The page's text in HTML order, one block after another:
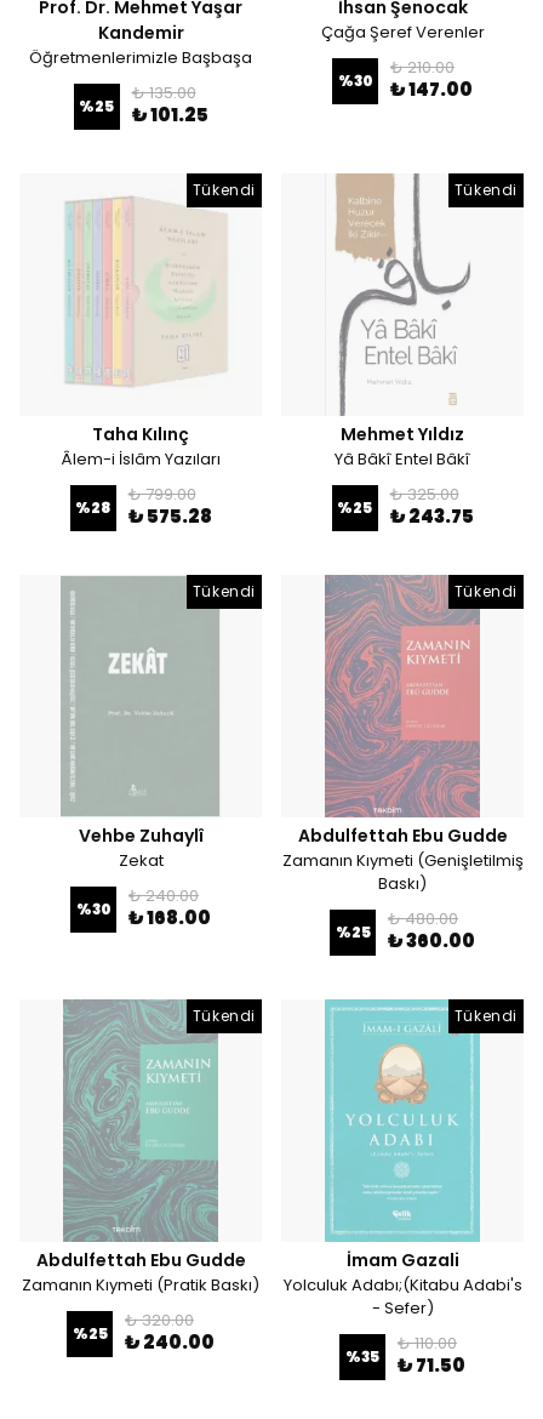
Prof. Dr. Mehmet Yaşar
Kandemir
Öğretmenlerimizle Başbaşa
%25
₺ 135.00
₺ 101.25
İhsan Şenocak
Çağa Şeref Verenler
%30
₺ 210.00
₺ 147.00
Tükendi
Taha Kılınç
Âlem-i İslâm Yazıları
%28
₺ 799.00
₺ 575.28
Tükendi
Mehmet Yıldız
Yâ Bâkî Entel Bâkî
%25
₺ 325.00
₺ 243.75
Tükendi
Vehbe Zuhaylî
Zekat
%30
₺ 240.00
₺ 168.00
Tükendi
Abdulfettah Ebu Gudde
Zamanın Kıymeti (Genişletilmiş
Baskı)
%25
₺ 480.00
₺ 360.00
Tükendi
Abdulfettah Ebu Gudde
Zamanın Kıymeti (Pratik Baskı)
%25
₺ 320.00
₺ 240.00
Tükendi
İmam Gazali
Yolculuk Adabı;(Kitabu Adabi's
- Sefer)
%35
₺ 110.00
₺ 71.50